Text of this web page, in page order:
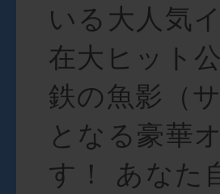
いる大人気
在大ヒット
鉄の魚影（
となる豪華
す！ あなた